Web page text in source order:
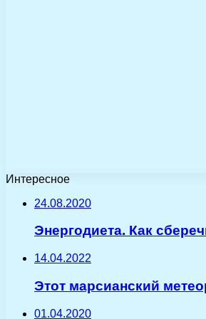
Интересное
24.08.2020
Энергодиета. Как
14.04.2022
Этот марсианский
01.04.2020